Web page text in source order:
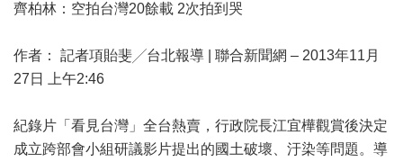
齊柏林：空拍台灣20餘載 2次拍到哭
作者： 記者項貽斐╱台北報導 | 聯合新聞網 – 2013年11月
27日 上午2:46
紀錄片「看見台灣」全台熱賣，行政院長江宜樺觀賞後決定
成立跨部會小組研議影片提出的國土破壞、汙染等問題。導